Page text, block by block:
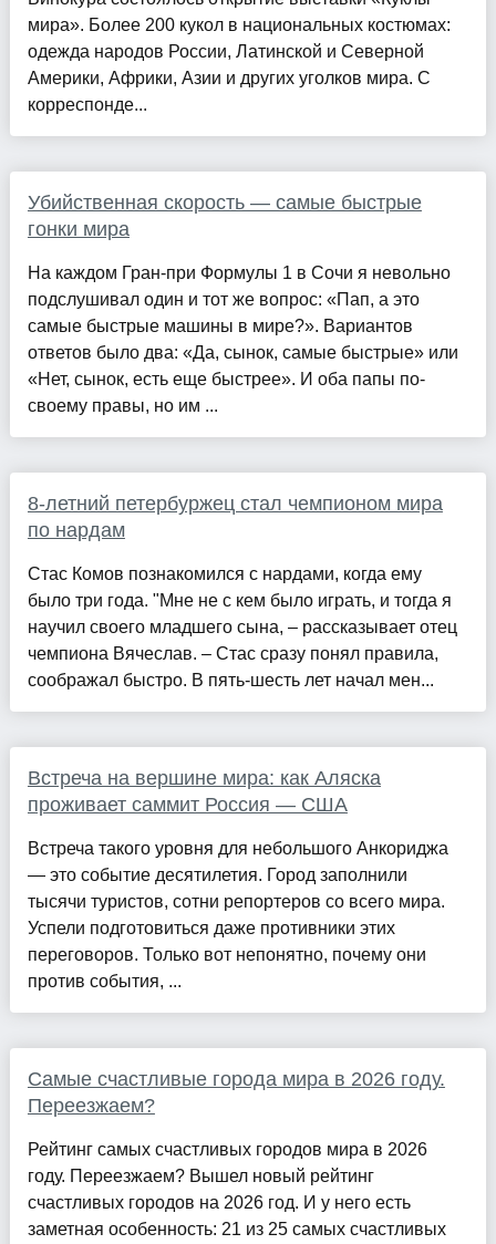
мира». Более 200 кукол в национальных костюмах:
одежда народов России, Латинской и Северной
Америки, Африки, Азии и других уголков мира. С
корреспонде...
Убийственная скорость — самые быстрые
гонки мира
На каждом Гран-при Формулы 1 в Сочи я невольно
подслушивал один и тот же вопрос: «Пап, а это
самые быстрые машины в мире?». Вариантов
ответов было два: «Да, сынок, самые быстрые» или
«Нет, сынок, есть еще быстрее». И оба папы по-
своему правы, но им ...
8-летний петербуржец стал чемпионом мира
по нардам
Стас Комов познакомился с нардами, когда ему
было три года. "Мне не с кем было играть, и тогда я
научил своего младшего сына, – рассказывает отец
чемпиона Вячеслав. – Стас сразу понял правила,
соображал быстро. В пять-шесть лет начал мен...
Встреча на вершине мира: как Аляска
проживает саммит Россия — США
Встреча такого уровня для небольшого Анкориджа
— это событие десятилетия. Город заполнили
тысячи туристов, сотни репортеров со всего мира.
Успели подготовиться даже противники этих
переговоров. Только вот непонятно, почему они
против события, ...
Самые счастливые города мира в 2026 году.
Переезжаем?
Рейтинг самых счастливых городов мира в 2026
году. Переезжаем? Вышел новый рейтинг
счастливых городов на 2026 год. И у него есть
заметная особенность: 21 из 25 самых счастливых